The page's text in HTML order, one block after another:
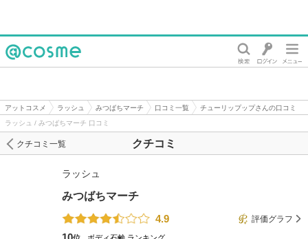
アットコスメ ラッシュ みつばちマーチ 口コミ一覧
チューリップップさんの口コミ
ラッシュ / みつばちマーチ 口コミ
クチコミ
クチコミ一覧
ラッシュ
みつばちマーチ
4.9
評価グラフ